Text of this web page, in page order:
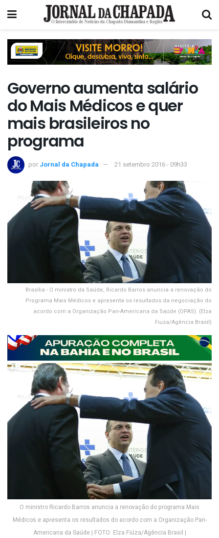
Governo aumenta salário
do Mais Médicos e quer
mais brasileiros no
programa
por Jornal da Chapada 21 setembro 2016 - 09h33
Brasília - O ministro da Saúde, Ricardo Barros anuncia a renovação do
Programa Mais Médicos e apresenta os resultados da negociação do
acordo com a Organização Pan-Americana da Saúde (OPAS). (Elza
Fiuza/Agência Brasil)
O ministro Ricardo Barros anuncia a renovação do programa Mais
Médicos e apresenta os resultados do acordo com a Organização Pan-
Americana da Saúde | FOTO: Elza Fiúza/Agência Brasil |